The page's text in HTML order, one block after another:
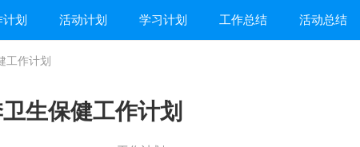
计划 活动计划 学习计划 工作总结 活动总结
工作计划
生保健工作计划